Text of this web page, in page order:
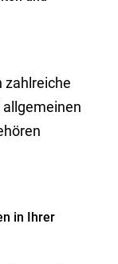
zahlreiche
in Ihrer